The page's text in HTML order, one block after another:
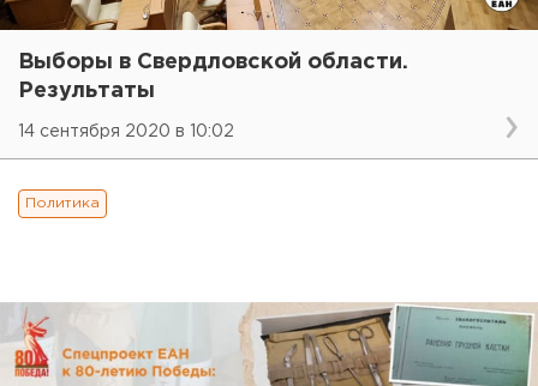
Выборы в Свердловской области.
Результаты
14 сентября 2020 в 10:02
Политика